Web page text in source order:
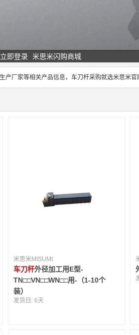
立即登录 米思米闪购商城
厂家等相关产品信息，车刀杆采购就选米思米
米思米MISUMI
车刀杆外径加工用E型-
TN□□VN□□WN□□用-（1-10个
装）
发货日:6天